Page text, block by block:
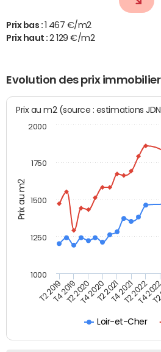
Prix bas :
1 467 €/m2
Prix haut :2 129 €/m2
Evolution des prix
Prix au m2
Prix au m2 (source : estimations
Loir-et-Cher
T2 2019T4 2019T2 2020T4 2020T2 2021T4 2021T2 2022
T4
1000
2000
1250
1500
1750